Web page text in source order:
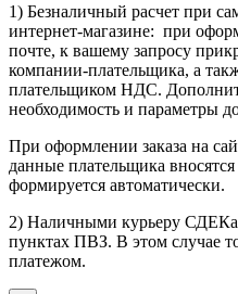
1) Безналичный расчет при
интернет-магазине: при
почте, к вашему запросу
компании-плательщика, а
плательщиком НДС.
необходимость и параметры
При оформлении заказа на
данные плательщика
формируется автоматически.
2) Наличными курьеру
пунктах ПВЗ. В этом случае
платежом.